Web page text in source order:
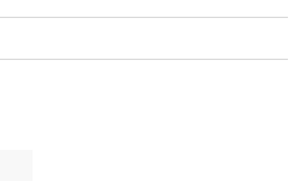
коллтрекинг — без доплат и
сервисами. […]